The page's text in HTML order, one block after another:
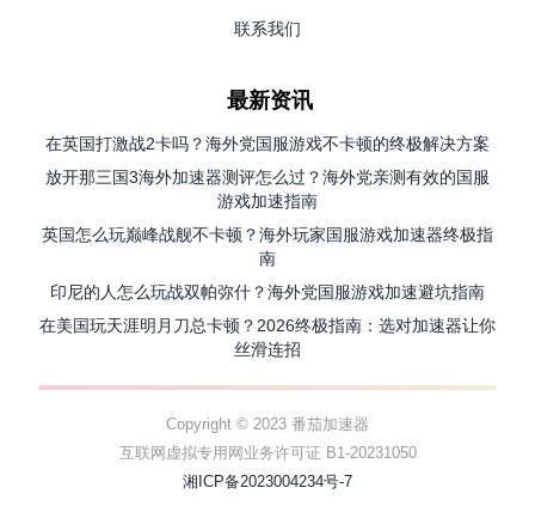
联系我们
最新资讯
在英国打激战2卡吗？海外党国服游戏不卡顿的终极解决方案
放开那三国3海外加速器测评怎么过？海外党亲测有效的国服
游戏加速指南
英国怎么玩巅峰战舰不卡顿？海外玩家国服游戏加速器终极指
南
印尼的人怎么玩战双帕弥什？海外党国服游戏加速避坑指南
在美国玩天涯明月刀总卡顿？2026终极指南：选对加速器让你
丝滑连招
Copyright © 2023 番茄加速器
互联网虚拟专用网业务许可证 B1-20231050
湘ICP备2023004234号-7